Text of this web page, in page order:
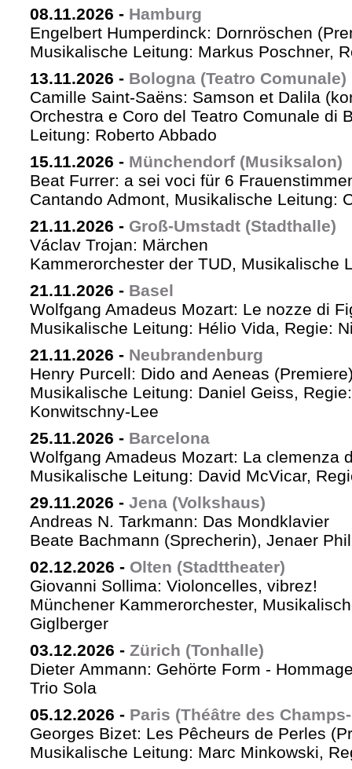
08.11.2026 - Hamburg
Engelbert Humperdinck: Dornröschen
Musikalische Leitung: Markus Poschner,
13.11.2026 - Bologna (Teatro Comunale)
Camille Saint-Saëns: Samson et Dalila
Orchestra e Coro del Teatro Comunale di
Leitung: Roberto Abbado
15.11.2026 - Münchendorf (Musiksalon)
Beat Furrer: a sei voci für 6
Cantando Admont, Musikalische Leitung:
21.11.2026 - Groß-Umstadt (Stadthalle)
Václav Trojan: Märchen
Kammerorchester der TUD, Musikalische
21.11.2026 - Basel
Wolfgang Amadeus Mozart: Le nozze di
Musikalische Leitung: Hélio Vida, Regie:
21.11.2026 - Neubrandenburg
Henry Purcell: Dido and Aeneas
Musikalische Leitung: Daniel Geiss,
Konwitschny-Lee
25.11.2026 - Barcelona
Wolfgang Amadeus Mozart: La clemenza
Musikalische Leitung: David McVicar,
29.11.2026 - Jena (Volkshaus)
Andreas N. Tarkmann: Das Mondklavier
Beate Bachmann (Sprecherin), Jenaer
02.12.2026 - Olten (Stadttheater)
Giovanni Sollima: Violoncelles, vibrez!
Münchener Kammerorchester,
Giglberger
03.12.2026 - Zürich (Tonhalle)
Dieter Ammann: Gehörte Form -
Trio Sola
05.12.2026 - Paris (Théâtre des
Georges Bizet: Les Pêcheurs de Perles
Musikalische Leitung: Marc Minkowski,